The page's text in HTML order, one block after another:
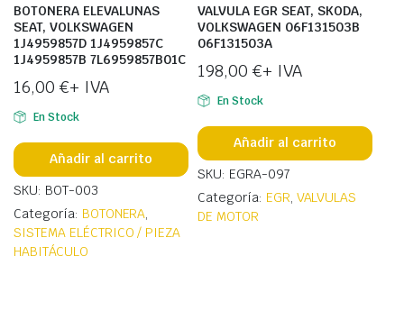
BOTONERA ELEVALUNAS
SEAT, VOLKSWAGEN
1J4959857D 1J4959857C
1J4959857B 7L6959857B01C
16,00 €+ IVA
En Stock
Añadir al carrito
SKU: BOT-003
Categoría: BOTONERA,
SISTEMA ELÉCTRICO / PIEZA
HABITÁCULO
VALVULA EGR SEAT, SKODA,
VOLKSWAGEN 06F131503B
06F131503A
198,00 €+ IVA
En Stock
Añadir al carrito
SKU: EGRA-097
Categoría: EGR, VALVULAS
DE MOTOR